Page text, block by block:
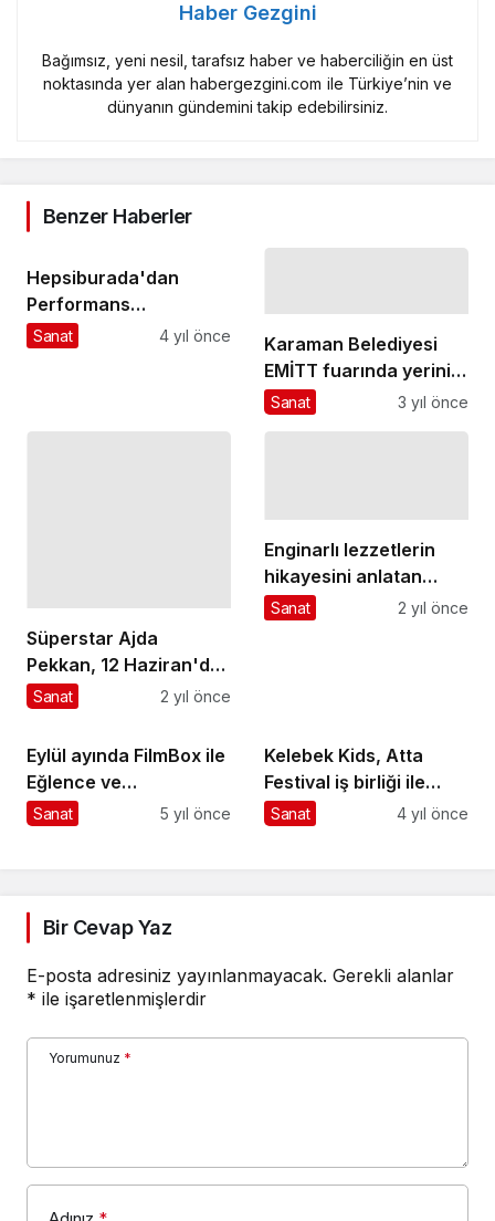
Haber Gezgini
Bağımsız, yeni nesil, tarafsız haber ve haberciliğin en üst
noktasında yer alan habergezgini.com ile Türkiye’nin ve
dünyanın gündemini takip edebilirsiniz.
Benzer Haberler
Hepsiburada'dan
Performans
Telefonlarında
Sanat 4 yıl önce
Karaman Belediyesi
EMİTT fuarında yerini
alıyor
Sanat 3 yıl önce
Süperstar Ajda
Pekkan, 12 Haziran'da
Beşiktaş
yıllar hafızalardan
silinmeyecek
muhteşem bir konsere
imza atacak
Sanat 2 yıl önce
Enginarlı lezzetlerin
hikayesini anlatan
“Çanak" isimli kitap
Sanat 2 yıl önce
Eylül ayında FilmBox ile
Eğlence ve
Animasyona
Sanat 5 yıl önce
Kelebek Kids, Atta
Festival iş birliği ile
Türkiye’de ilk kez özel
Sanat 4 yıl önce
Bir Cevap Yaz
E-posta adresiniz yayınlanmayacak. Gerekli alanlar
* ile işaretlenmişlerdir
Yorumunuz *